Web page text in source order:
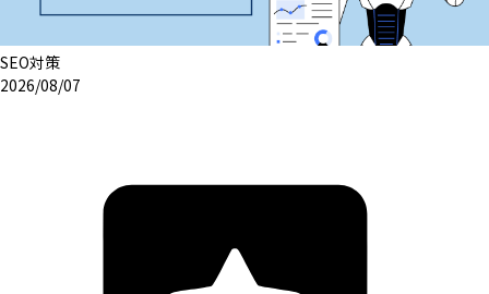
SEO対策
2026/08/07